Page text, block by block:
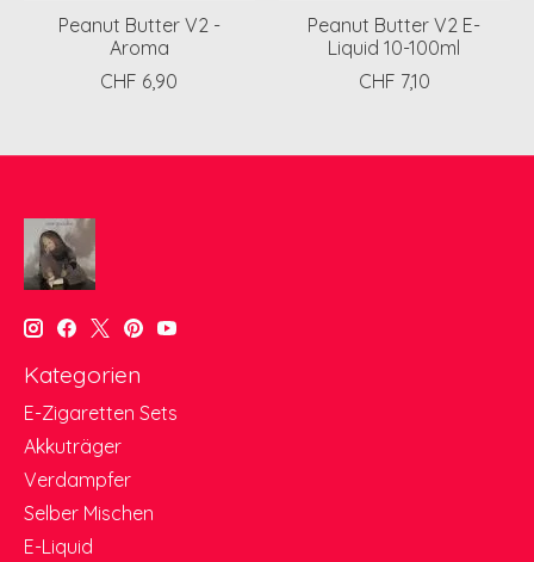
Peanut Butter V2 -
Aroma
CHF 6,90
Peanut Butter V2 E-
Liquid 10-100ml
CHF 7,10
Kategorien
E-Zigaretten Sets
Akkuträger
Verdampfer
Selber Mischen
E-Liquid